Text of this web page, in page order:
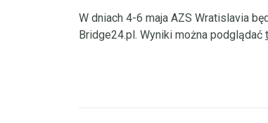
W dniach 4-6 maja AZS Wratislavia
Bridge24.pl. Wyniki można podglądać